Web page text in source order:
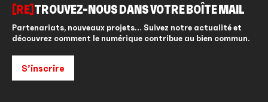
[RE] TROUVEZ-NOUS DANS VOTRE BOÎTE MAIL
Partenariats, nouveaux projets… Suivez notre actualité et
découvrez comment le numérique contribue au bien commun.
S’inscrire